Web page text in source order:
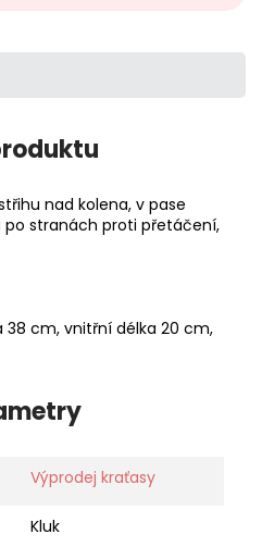
nad kolena, v pase
stranách proti přetáčení,
38 cm, vnitřní délka 20 cm,
Výprodej kraťasy
Kluk